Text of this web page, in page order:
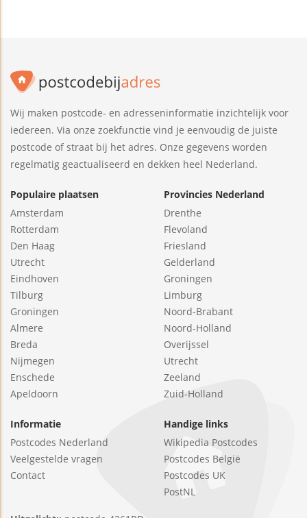
Wij maken postcode- en adresseninformatie inzichtelijk voor
iedereen. Via onze zoekfunctie vind je eenvoudig de juiste
postcode of straat bij het adres. Onze gegevens worden
regelmatig geactualiseerd en dekken heel Nederland.
Populaire plaatsen
Amsterdam
Rotterdam
Den Haag
Utrecht
Eindhoven
Tilburg
Groningen
Almere
Breda
Nijmegen
Enschede
Apeldoorn
Provincies Nederland
Drenthe
Flevoland
Friesland
Gelderland
Groningen
Limburg
Noord-Brabant
Noord-Holland
Overijssel
Utrecht
Zeeland
Zuid-Holland
Informatie
Postcodes Nederland
Veelgestelde vragen
Contact
Handige links
Wikipedia Postcodes
Postcodes België
Postcodes UK
PostNL